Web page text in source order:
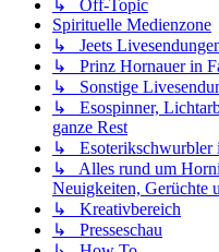
↳ Off-Topic
Spirituelle Medienzone
↳ Jeets
↳ Prinz Hornauer in
↳ Sonstige
↳ Esospinner,
ganze Rest
↳ Esoterikschwurbler
↳ Alles rund um Horni
Neuigkeiten, Gerüchte
↳ Kreativbereich
↳ Presseschau